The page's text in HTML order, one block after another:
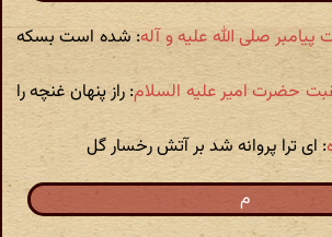
: شده است بسکه
: راز پنهان غنچه را
: ای ترا پروانه شد بر آتش رخسار گل
م